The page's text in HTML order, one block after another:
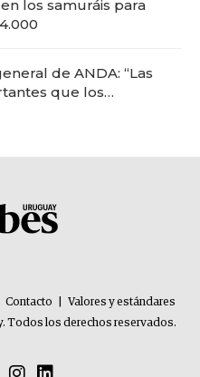
los samuráis para
de ANDA: “Las
que los
Contacto
Valores y estándares
Todos los derechos reservados.